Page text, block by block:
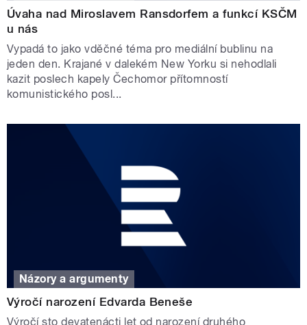
Úvaha nad Miroslavem Ransdorfem a funkcí KSČM
u nás
Vypadá to jako vděčné téma pro mediální bublinu na
jeden den. Krajané v dalekém New Yorku si nehodlali
kazit poslech kapely Čechomor přítomností
komunistického posl...
Názory a argumenty
Výročí narození Edvarda Beneše
Výročí sto devatenácti let od narození druhého